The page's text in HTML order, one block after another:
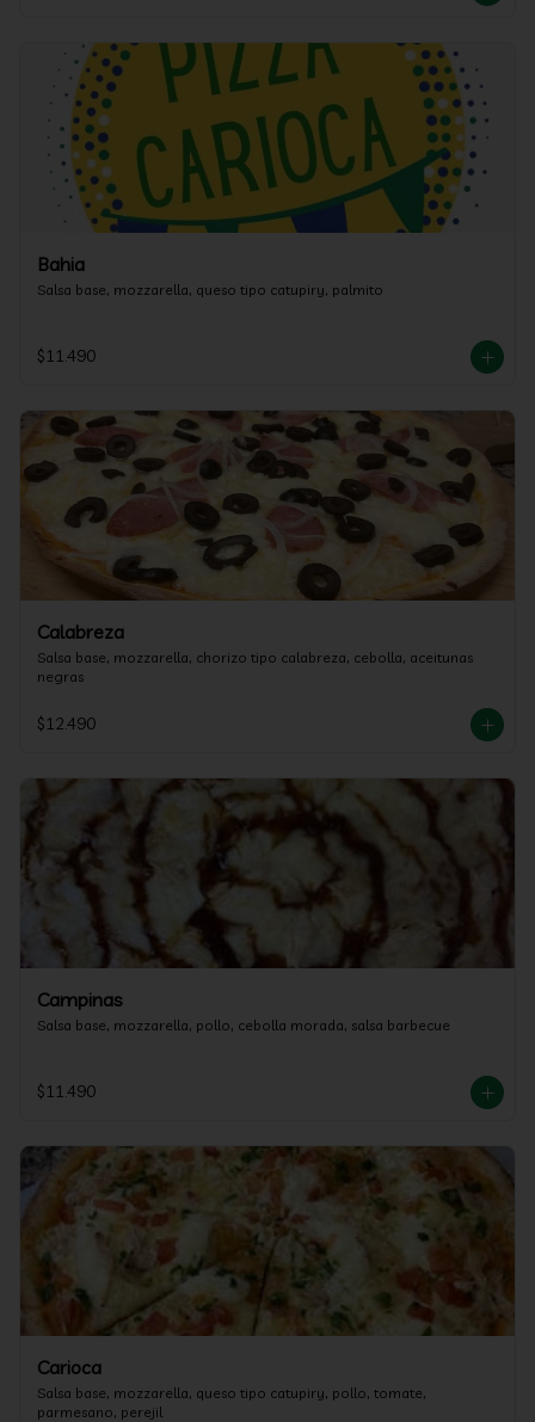
Bahia
Salsa base, mozzarella, queso tipo catupiry, palmito
$11.490
Calabreza
Salsa base, mozzarella, chorizo tipo calabreza, cebolla, aceitunas
negras
$12.490
Campinas
Salsa base, mozzarella, pollo, cebolla morada, salsa barbecue
$11.490
Carioca
Salsa base, mozzarella, queso tipo catupiry, pollo, tomate,
parmesano, perejil